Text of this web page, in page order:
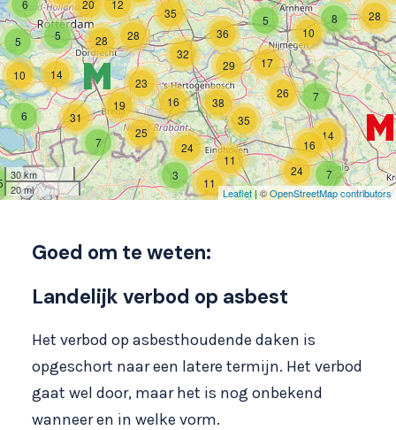
6
10
5
6 20
24
16
7
7
14
17
26
3
7
16
19
24
25
5 28
31
14
3 12
11
11
35
28
29
36
23
38
35
32
5
10
12
8
28
30 km
20 mi
Leaflet| ©OpenStreetMap contributors
Goed om te weten:
Landelijk verbod op asbest
Het verbod op asbesthoudende daken is
opgeschort naar een latere termijn. Het verbod
gaat wel door, maar het is nog onbekend
wanneer en in welke vorm.